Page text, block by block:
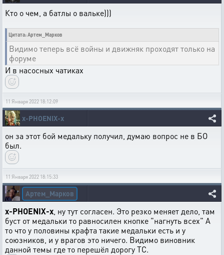
Кто о чем, а батлы о вальке)))
Цитата: Артем_Марков
Видимо теперь всё войны и движняк проходят только на
форуме
И в насосных чатиках
11 Января 2022 18:12:09
x-PHOENIX-x
он за этот бой медальку получил, думаю вопрос не в БО
был.
11 Января 2022 18:15:33
Артем_Марков
x-PHOENIX-x , ну тут согласен. Это резко меняет дело, там
буст от медальки то равносилен кнопке "нагнуть всех" А
то что у половины крафта такие медальки есть и у
союзников, и у врагов это ничего. Видимо виновник
данной темы где то перешёл дорогу ТС.